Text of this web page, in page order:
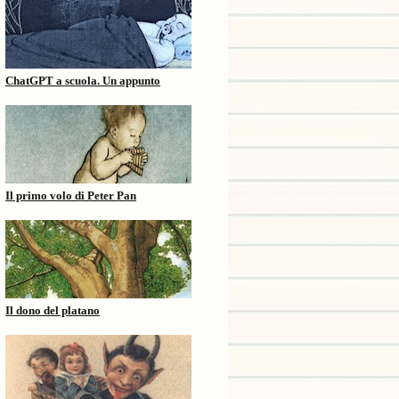
ChatGPT a scuola. Un appunto
Il primo volo di Peter Pan
Il dono del platano